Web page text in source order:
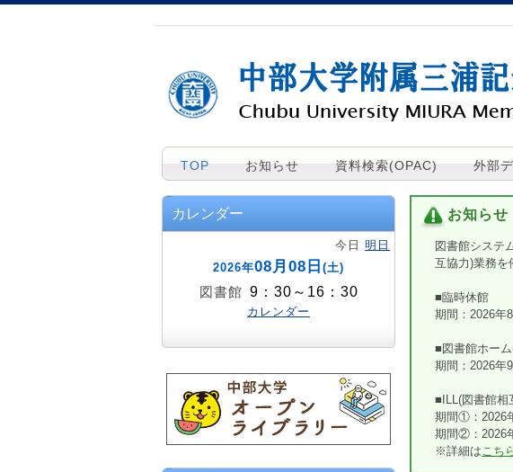
TOP お知らせ 資料検索(OPAC) 外部
カレンダー
今日 明日
2026年08月08日 (土)
図書館 9：30～16：30
カレンダー
お知らせ
図書館システ
互協力)業務を
■臨時休館
期間：2026
■図書館ホー
期間：2026
■ILL(図書館相
期間①：2026
期間②：2026
※詳細は こち